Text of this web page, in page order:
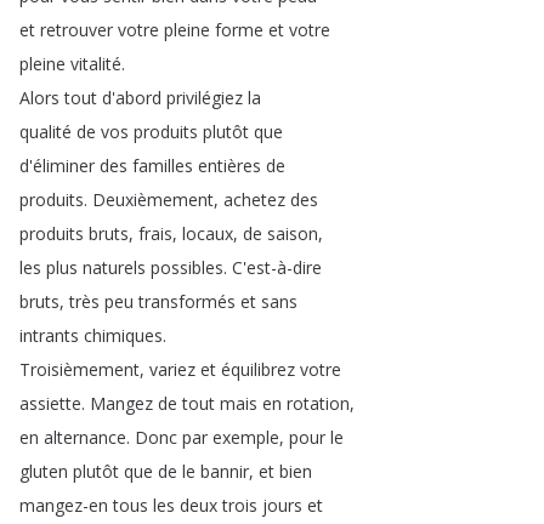
et retrouver votre pleine forme et votre
pleine vitalité.
Alors tout d'abord privilégiez la
qualité de vos produits plutôt que
d'éliminer des familles entières de
produits. Deuxièmement, achetez des
produits bruts, frais, locaux, de saison,
les plus naturels possibles. C'est-à-dire
bruts,très peu transformés et sans
intrants chimiques.
Troisièmement, variez et équilibrez votre
assiette. Mangez de tout mais en rotation,
en alternance. Donc par exemple, pour le
gluten plutôt que de le bannir, et bien
mangez-en tous les deux trois jours et